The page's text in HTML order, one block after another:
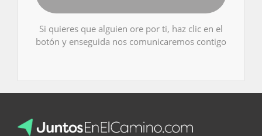
Si quieres que alguien ore por ti, haz clic en el
botón y enseguida nos comunicaremos contigo